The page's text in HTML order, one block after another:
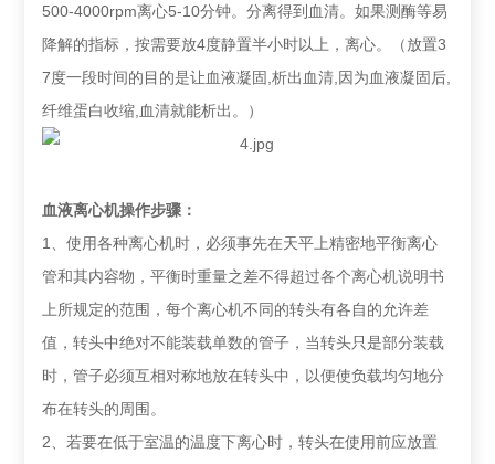
500-4000rpm离心5-10分钟。分离得到血清。如果测酶等易
降解的指标，按需要放4度静置半小时以上，离心。（放置3
7度一段时间的目的是让血液凝固,析出血清,因为血液凝固后,
纤维蛋白收缩,血清就能析出。）
血液离心机操作步骤：
1、使用各种离心机时，必须事先在天平上精密地平衡离心
管和其内容物，平衡时重量之差不得超过各个离心机说明书
上所规定的范围，每个离心机不同的转头有各自的允许差
值，转头中绝对不能装载单数的管子，当转头只是部分装载
时，管子必须互相对称地放在转头中，以便使负载均匀地分
布在转头的周围。
2、若要在低于室温的温度下离心时，转头在使用前应放置